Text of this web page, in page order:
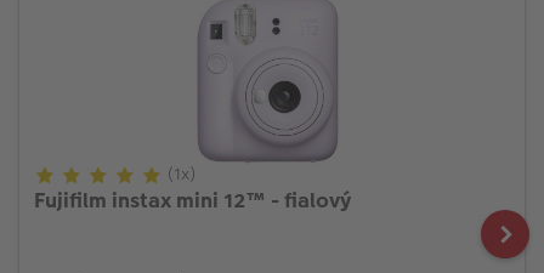
(1x)
Fujifilm instax mini 12™ - fialový